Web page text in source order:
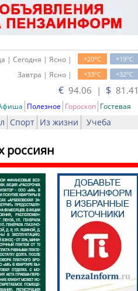
+19oC
+20oC
| Сегодня | Ясно |
+32oC
+33oC
Завтра | Ясно |
€ 94.06 | $ 81.41
Полезное Гороскоп Гостевая
Спорт Из жизни Учеба
россиян